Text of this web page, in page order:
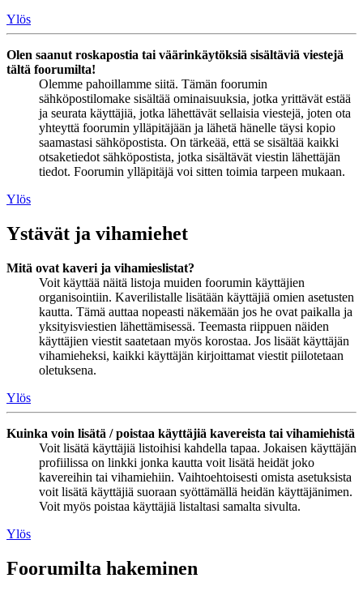
Ylös
Olen saanut roskapostia tai väärinkäytöksiä sisältäviä viestejä
tältä foorumilta!
Olemme pahoillamme siitä. Tämän foorumin
sähköpostilomake sisältää ominaisuuksia, jotka yrittävät estää
ja seurata käyttäjiä, jotka lähettävät sellaisia viestejä, joten ota
yhteyttä foorumin ylläpitäjään ja lähetä hänelle täysi kopio
saamastasi sähköpostista. On tärkeää, että se sisältää kaikki
otsaketiedot sähköpostista, jotka sisältävät viestin lähettäjän
tiedot. Foorumin ylläpitäjä voi sitten toimia tarpeen mukaan.
Ylös
Ystävät ja vihamiehet
Mitä ovat kaveri ja vihamieslistat?
Voit käyttää näitä listoja muiden foorumin käyttäjien
organisointiin. Kaverilistalle lisätään käyttäjiä omien asetusten
kautta. Tämä auttaa nopeasti näkemään jos he ovat paikalla ja
yksityisviestien lähettämisessä. Teemasta riippuen näiden
käyttäjien viestit saatetaan myös korostaa. Jos lisäät käyttäjän
vihamieheksi, kaikki käyttäjän kirjoittamat viestit piilotetaan
oletuksena.
Ylös
Kuinka voin lisätä / poistaa käyttäjiä kavereista tai vihamiehistä
Voit lisätä käyttäjiä listoihisi kahdella tapaa. Jokaisen käyttäjän
profiilissa on linkki jonka kautta voit lisätä heidät joko
kavereihin tai vihamiehiin. Vaihtoehtoisesti omista asetuksista
voit lisätä käyttäjiä suoraan syöttämällä heidän käyttäjänimen.
Voit myös poistaa käyttäjiä listaltasi samalta sivulta.
Ylös
Foorumilta hakeminen